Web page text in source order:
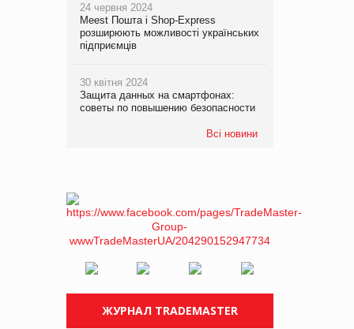
24 червня 2024
Meest Пошта і Shop-Express
розширюють можливості українських
підприємців
30 квітня 2024
Защита данных на смартфонах:
советы по повышению безопасности
Всі новини
ЖУРНАЛ TRADEMASTER